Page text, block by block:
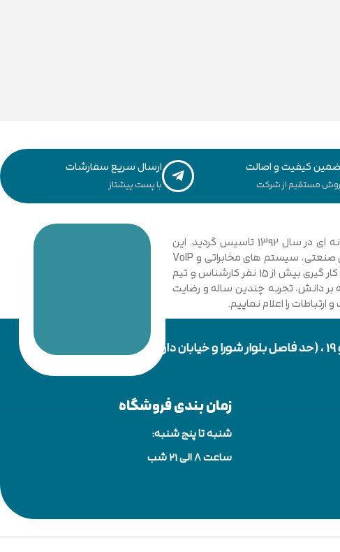
کیفیت و اصالت
مستقیم از شرکت
ارسال سریع سفارشات
با پست پیشتاز
مجموعه فنی و مهندسی توسعه ارتباطات نیشابور با نگاهی نوین و تخصصی به دانش ارتباطات کامپیوتری و امنیت شبکه های رایانه ای در سال 1392 تاسیس گردید. این
مجموعه با فعالیت در زمینه فناوری اطلاعات، شبکه های کامپیوتری، بی سیم، فیبر نوری و دکل های مهاری، تجهیزات شبکه، اتوماسیون صنعتی، سیستم های مخابراتی و VoIP
گامی موثر در جهت خدمت رسانی به شرکت ها، سازمان ها دولتی و خصوصی برداشت. در حال حاضر مجموعه با پیشرفت و ارتقا خود و به کار گیری بیش از 15 نفر کارشناس و تیم
بر دانش، تجربه چندین ساله و رضایت
را اعلام نماییم.
زمان بندی فروشگاه
شنبه تا پنج شنبه:
ساعت 8 الی ۲۱ شب